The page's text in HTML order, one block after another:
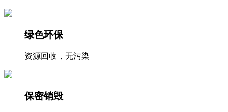
绿色环保
资源回收，无污染
保密销毁